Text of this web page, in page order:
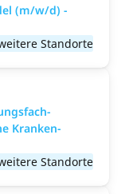
(m/w/d) -
Standorte
Kranken­
Standorte